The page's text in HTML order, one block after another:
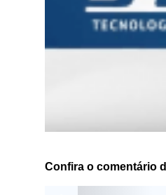
Confira o comentário